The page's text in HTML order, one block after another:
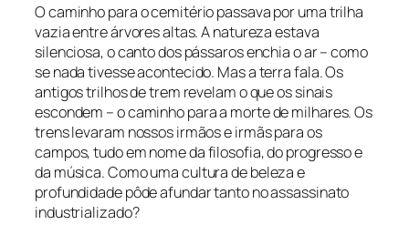
O caminho para o cemitério passava por uma trilha
vazia entre árvores altas. A natureza estava
silenciosa, o canto dos pássaros enchia o ar – como
se nada tivesse acontecido. Mas a terra fala. Os
antigos trilhos de trem revelam o que os sinais
escondem – o caminho para a morte de milhares. Os
trens levaram nossos irmãos e irmãs para os
campos, tudo em nome da filosofia, do progresso e
da música. Como uma cultura de beleza e
profundidade pôde afundar tanto no assassinato
industrializado?